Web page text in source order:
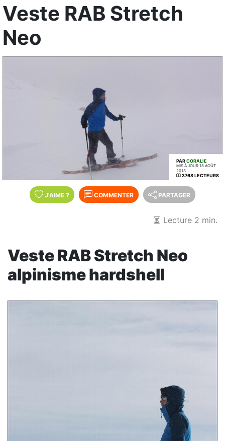
Veste RAB Stretch
Neo
PARCORALIE
MIS À JOUR 18 AOÛT
2013
3768 LECTEURS
J'AIME ? COMMENTER PARTAGER
Lecture 2 min.
Veste RAB Stretch Neo
alpinisme hardshell